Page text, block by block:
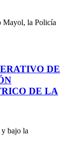
Mayol, la Policía
DE
DE LA
bajo la